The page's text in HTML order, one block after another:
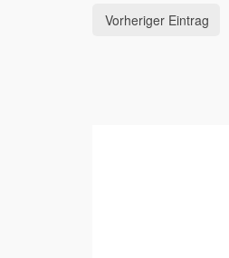
Vorheriger Eintrag